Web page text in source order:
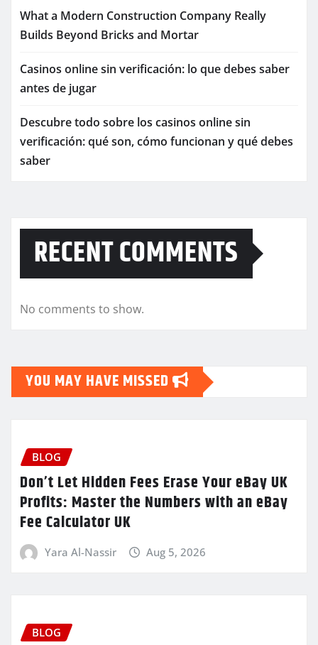
What a Modern Construction Company Really
Builds Beyond Bricks and Mortar
Casinos online sin verificación: lo que debes saber
antes de jugar
Descubre todo sobre los casinos online sin
verificación: qué son, cómo funcionan y qué debes
saber
RECENT COMMENTS
No comments to show.
YOU MAY HAVE MISSED
BLOG
Don’t Let Hidden Fees Erase Your eBay UK
Profits: Master the Numbers with an eBay
Fee Calculator UK
Yara Al-Nassir Aug 5, 2026
BLOG